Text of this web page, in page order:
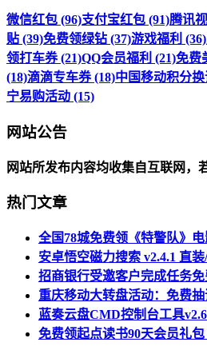
微信红包 (96)支付宝红包 (91)腾讯
贴 (39)免费领绿钻 (37)游戏福利 (36)
领打车券 (21)QQ会员福利 (21)免费
(18)滴滴专车券 (18)中国移动积分换
宁易购活动 (15)
网站公告
网站所发布内容均收集自互联网，
热门文章
全国78城免费领《特警队》
安卓悟空磁力搜索 v2.4.1 直
招商银行受邀客户完成任务
重庆移动大转盘活动：免费
蓝奏云盘CMD控制台工具
免费领起点读书90天会员礼